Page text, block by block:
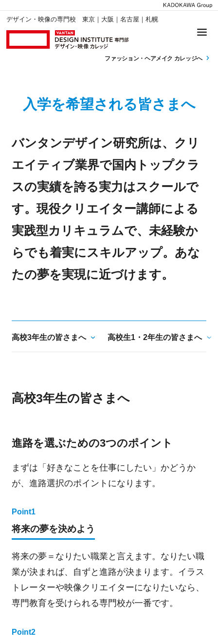
デザイン・映像の専門校 東京｜大阪｜名古屋｜札幌
ファッション・ ヘアメイク カレッジへ
入学を希望される皆さまへ
バンタンデザイン研究所は、クリ
エイティブ業界で国内トップクラ
スの実績を誇る実力はスクールで
す。現役クリエイター講師による
実践型カリキュラムで、未経験か
らでも着実にスキルアップ。あな
たの夢を実現に近づけます。
高校3年生の皆さまへ 高校生1・2年生の皆さまへ
高校3年生の皆さまへ
進路を選ぶための3つのポイント
まずは「好きなことを仕事にしたい」かどうか
が、進路選択のポイントになります。
Point1
将来の夢を決めよう
将来の夢＝なりたい職業と言えます。なりたい職
業が決まれば、自ずと進路が決まります。イラス
トレーターや映像クリエイターになりたいなら、
専門教育を受けられる専門校が一番です。
Point2